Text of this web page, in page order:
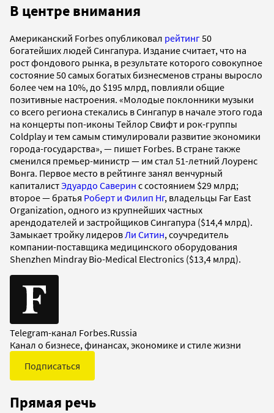
В центре внимания
Американский Forbes опубликовал рейтинг50
богатейших людей Сингапура. Издание считает, что на
рост фондового рынка, в результате которого совокупное
состояние 50 самых богатых бизнесменов страны выросло
более чем на 10%, до $195 млрд, повлияли общие
позитивные настроения. «Молодые поклонники музыки
со всего региона стекались в Сингапур в начале этого года
на концерты поп-иконы Тейлор Свифт и рок-группы
Coldplay и тем самым стимулировали развитие экономики
города-государства», — пишет Forbes. В стране также
сменился премьер-министр — им стал 51-летний Лоуренс
Вонга. Первое место в рейтинге занял венчурный
капиталистЭдуардо Саверин с состоянием $29 млрд;
второе — братья Роберт и Филип Нг, владельцы Far East
Organization, одного из крупнейших частных
арендодателей и застройщиков Сингапура ($14,4 млрд).
Замыкает тройку лидеровЛи Ситин, соучредитель
компании-поставщика медицинского оборудования
Shenzhen Mindray Bio-Medical Electronics ($13,4 млрд).
Telegram-канал Forbes.Russia
Канал о бизнесе, финансах, экономике и стиле жизни
Подписаться
Прямая речь